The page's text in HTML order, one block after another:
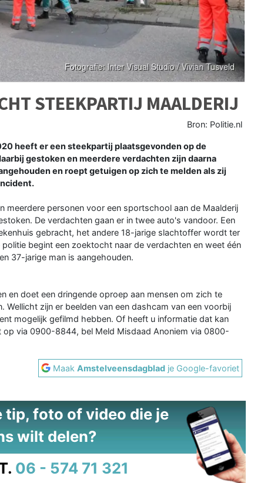
STEEKPARTIJ MAALDERIJ
Bron: Politie.nl
heeft er een steekpartij plaatsgevonden op de
gestoken en meerdere verdachten zijn daarna
en roept getuigen op zich te melden als zij
meerdere personen voor een sportschool aan de Maalderij
De verdachten gaan er in twee auto's vandoor. Een
gebracht, het andere 18-jarige slachtoffer wordt ter
begint een zoektocht naar de verdachten en weet één
37-jarige man is aangehouden.
en doet een dringende oproep aan mensen om zich te
Wellicht zijn er beelden van een dashcam van een voorbij
mogelijk gefilmd hebben. Of heeft u informatie dat kan
op via 0900-8844, bel Meld Misdaad Anoniem via 0800-
MaakAmstelveensdagblad je Google-favoriet
tip, foto of video die je
wilt delen?
06 - 574 71 321